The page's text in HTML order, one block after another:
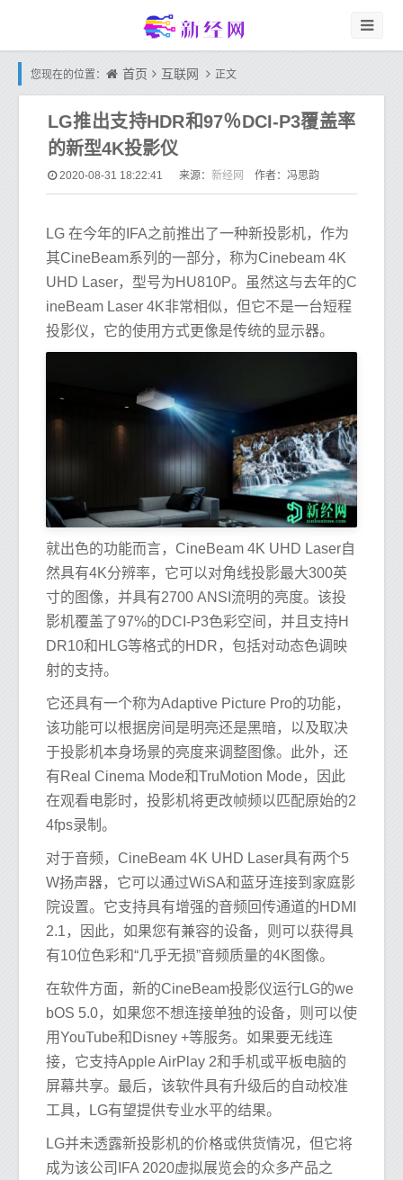
您现在的位置： 首页 互联网 正文
LG推出支持HDR和97％DCI-P3覆盖率
的新型4K投影仪
2020-08-31 18:22:41 来源： 新经网 作者：冯思韵
LG 在今年的IFA之前推出了一种新投影机，作为
其CineBeam系列的一部分，称为Cinebeam 4K
UHD Laser，型号为HU810P。虽然这与去年的C
ineBeam Laser 4K非常相似，但它不是一台短程
投影仪，它的使用方式更像是传统的显示器。
就出色的功能而言，CineBeam 4K UHD Laser自
然具有4K分辨率，它可以对角线投影最大300英
寸的图像，并具有2700 ANSI流明的亮度。该投
影机覆盖了97%的DCI-P3色彩空间，并且支持H
DR10和HLG等格式的HDR，包括对动态色调映
射的支持。
它还具有一个称为Adaptive Picture Pro的功能，
该功能可以根据房间是明亮还是黑暗，以及取决
于投影机本身场景的亮度来调整图像。此外，还
有Real Cinema Mode和TruMotion Mode，因此
在观看电影时，投影机将更改帧频以匹配原始的2
4fps录制。
对于音频，CineBeam 4K UHD Laser具有两个5
W扬声器，它可以通过WiSA和蓝牙连接到家庭影
院设置。它支持具有增强的音频回传通道的HDMI
2.1，因此，如果您有兼容的设备，则可以获得具
有10位色彩和“几乎无损”音频质量的4K图像。
在软件方面，新的CineBeam投影仪运行LG的we
bOS 5.0，如果您不想连接单独的设备，则可以使
用YouTube和Disney +等服务。如果要无线连
接，它支持Apple AirPlay 2和手机或平板电脑的
屏幕共享。最后，该软件具有升级后的自动校准
工具，LG有望提供专业水平的结果。
LG并未透露新投影机的价格或供货情况，但它将
成为该公司IFA 2020虚拟展览会的众多产品之